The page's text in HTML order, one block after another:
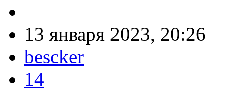
13 января 2023, 20:26
bescker
14